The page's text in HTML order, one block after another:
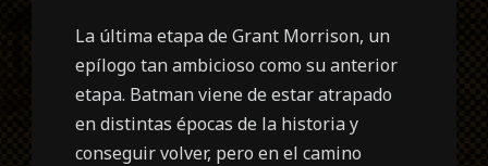
La última etapa de Grant Morrison, un
epílogo tan ambicioso como su anterior
etapa. Batman viene de estar atrapado
en distintas épocas de la historia y
conseguir volver, pero en el camino